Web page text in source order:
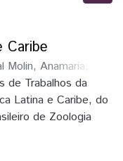
Caribe
Molin, Anamaria
Elaine Della
José ;Faria
;Pie, Marcio
Peter
de Trabalhos da
Latina e Caribe, do
de Zoologia